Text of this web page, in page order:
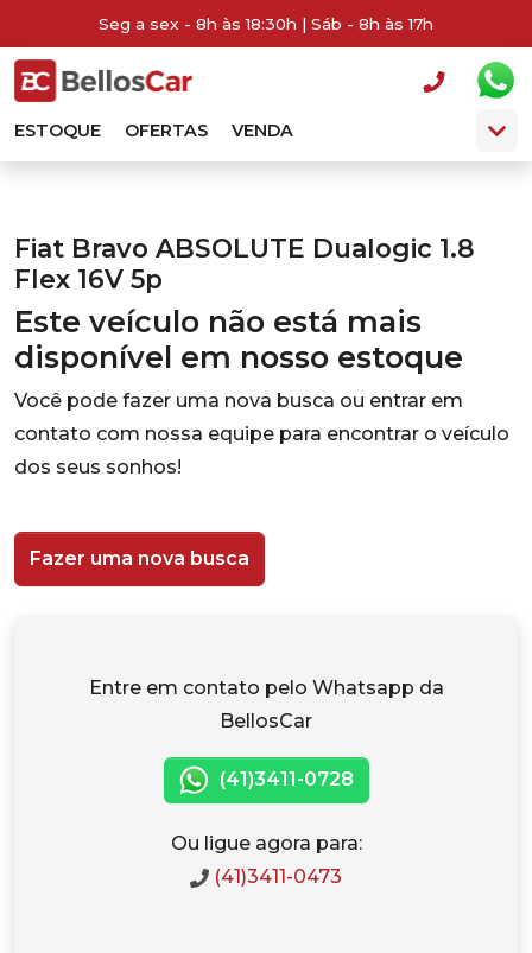
Seg a sex - 8h às 18:30h | Sáb - 8h às 17h
ESTOQUE OFERTAS VENDA
Fiat Bravo ABSOLUTE Dualogic 1.8
Flex 16V 5p
Este veículo não está mais
disponível em nosso estoque
Você pode fazer uma nova busca ou entrar em
contato com nossa equipe para encontrar o veículo
dos seus sonhos!
Fazer uma nova busca
Entre em contato pelo Whatsapp da
BellosCar
(41)3411-0728
Ou ligue agora para:
(41)3411-0473